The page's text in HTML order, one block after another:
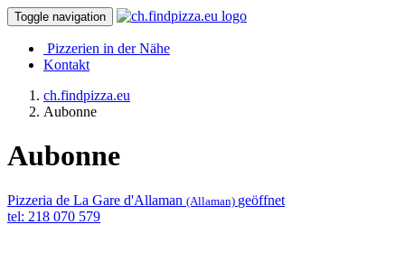
Toggle navigation
Pizzerien in der Nähe
Kontakt
ch.findpizza.eu
Aubonne
Aubonne
Pizzeria de La Gare d'Allaman (Allaman) geöffnet
tel: 218 070 579